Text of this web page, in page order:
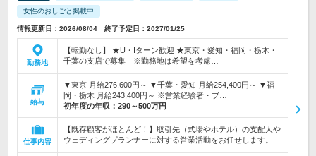
女性のおしごと掲載中
情報更新日：2026/08/04 終了予定日：2027/01/25
勤務地
【転勤なし】 ★U・Iターン歓迎 ★東京・愛知・福岡・栃木・
千葉の支店で募集 ※勤務地は希望を考慮…
給与
▼東京 月給276,600円～ ▼千葉・愛知 月給254,400円～ ▼福
岡・栃木 月給243,400円～ ※営業経験者・ブ…
初年度の年収： 290～500万円
仕事内容
【既存顧客がほとんど！】取引先（式場やホテル）の支配人や
ウェディングプランナーに対する営業活動をお任せします。